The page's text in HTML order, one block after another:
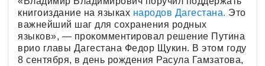
книгоиздание на языках народов Дагестана. Это
важнейший шаг для сохранения родных
языков», — прокомментировал решение Путина
врио главы Дагестана Федор Щукин. В этом году
8 сентября, в день рождения Расула Гамзатова,